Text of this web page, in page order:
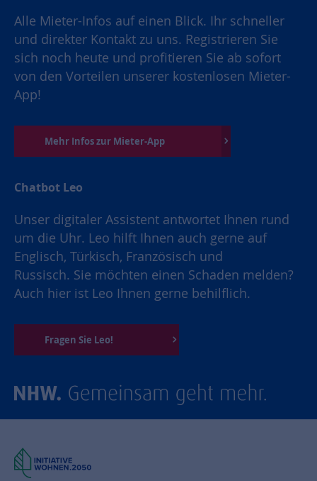
Alle Mieter-Infos auf einen Blick. Ihr schneller
und direkter Kontakt zu uns. Registrieren Sie
sich noch heute und profitieren Sie ab sofort
von den Vorteilen unserer kostenlosen Mieter-
App!
Mehr Infos zur Mieter-App
Chatbot Leo
Unser digitaler Assistent antwortet Ihnen rund
um die Uhr. Leo hilft Ihnen auch gerne auf
Englisch, Türkisch, Französisch und
Russisch. Sie möchten einen Schaden melden?
Auch hier ist Leo Ihnen gerne behilflich.
Fragen Sie Leo!